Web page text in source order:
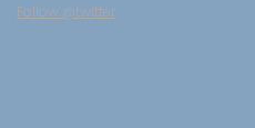
Follow @twitter